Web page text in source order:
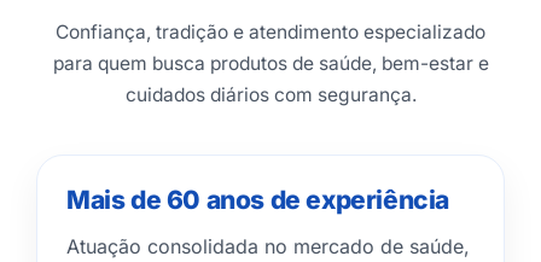
Confiança, tradição e atendimento especializado
para quem busca produtos de saúde, bem-estar e
cuidados diários com segurança.
Mais de 60 anos de experiência
Atuação consolidada no mercado de saúde,